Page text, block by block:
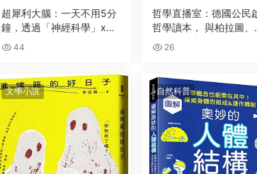
電子書
超犀利大腦：一天不用5分
鐘，透過「神經科學」x
「心理學」x「50+方
發揮到極緻，變得超犀利！
44
電腦人文化
哲學直播室：德國公民
哲學讀本， 與柏拉圖、
德、亞裏斯多德等大師
26
文學小說 自然科普